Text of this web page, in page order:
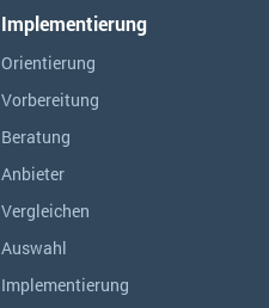
Implementierung
Orientierung
Vorbereitung
Beratung
Anbieter
Vergleichen
Auswahl
Implementierung